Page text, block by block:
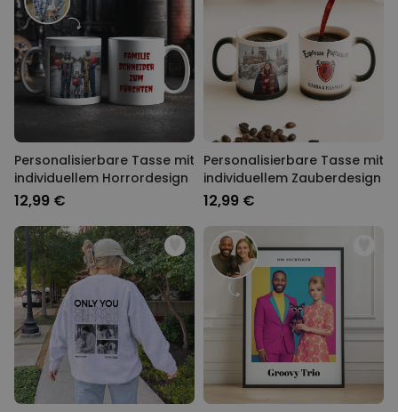
Personalisierbare Tasse mit
individuellem Horrordesign
12,99 €
Personalisierbare Tasse mit
individuellem Zauberdesign
12,99 €